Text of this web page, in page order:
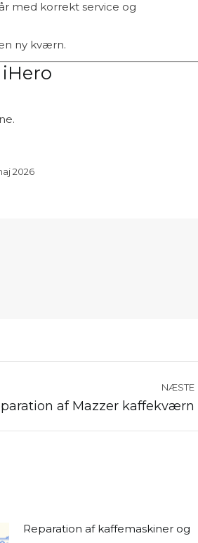
med korrekt service og
ny kværn.
2026
NÆSTE
af Mazzer kaffekværn
Reparation af kaffemaskiner og